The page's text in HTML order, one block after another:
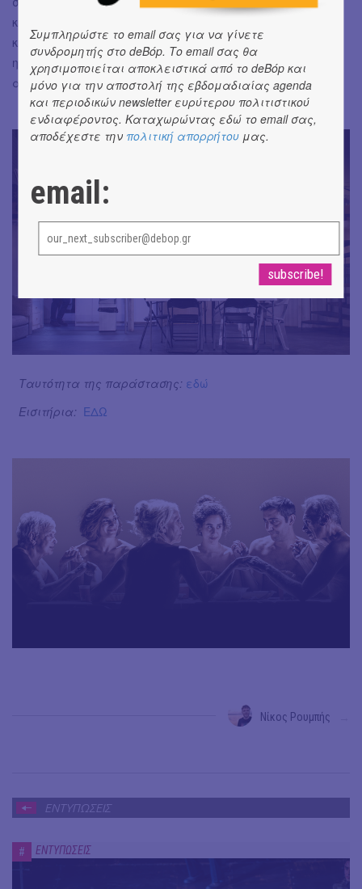
κανένα περιτύλιγμα. Οι μύθοι της “αγίας οικογένειας”
και του “American beauty” διαλύονται, όχι όμως τελικά και
η ίδια οικογένεια, καθώς η δύναμη της αγάπης
αποδεικνύεται καταλυτική και επανορθωτική.
Ταυτότητα της παράστασης: εδώ
Εισιτήρια: ΕΔΩ
Νίκος Ρουμπής
ΕΝΤΥΠΩΣΕΙΣ
# ΕΝΤΥΠΩΣΕΙΣ
Συμπληρώστε το email σας για να γίνετε
συνδρομητής στο deBόp. Το email σας θα
χρησιμοποιείται αποκλειστικά από το deBόp και
μόνο για την αποστολή της εβδομαδιαίας agenda
και περιοδικών newsletter ευρύτερου πολιτιστικού
ενδιαφέροντος. Καταχωρώντας εδώ το email σας,
αποδέχεστε την πολιτική απορρήτου μας.
email: